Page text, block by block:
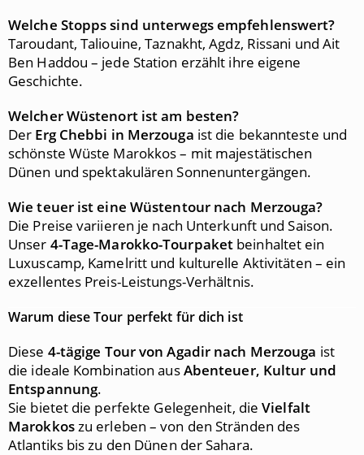
Welche Stopps sind unterwegs empfehlenswert?
Taroudant, Taliouine, Taznakht, Agdz, Rissani und Ait
Ben Haddou – jede Station erzählt ihre eigene
Geschichte.
Welcher Wüstenort ist am besten?
Der Erg Chebbi in Merzouga ist die bekannteste und
schönste Wüste Marokkos – mit majestätischen
Dünen und spektakulären Sonnenuntergängen.
Wie teuer ist eine Wüstentour nach Merzouga?
Die Preise variieren je nach Unterkunft und Saison.
Unser 4-Tage-Marokko-Tourpaket beinhaltet ein
Luxuscamp, Kamelritt und kulturelle Aktivitäten – ein
exzellentes Preis-Leistungs-Verhältnis.
Warum diese Tour perfekt für dich ist
Diese 4-tägige Tour von Agadir nach Merzouga ist
die ideale Kombination ausAbenteuer, Kultur und
Entspannung.
Sie bietet die perfekte Gelegenheit, dieVielfalt
Marokkoszu erleben – von den Stränden des
Atlantiks bis zu den Dünen der Sahara.